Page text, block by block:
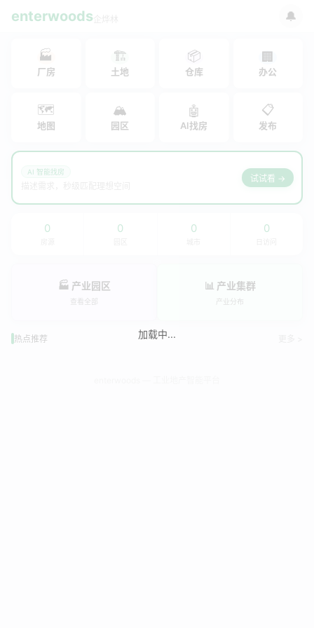
enterwoods 🔔
🏭
厂房
🏗
土地
📦
仓库
🏢
办公
🗺
地图
🏔
园区
🤖
AI找房
📋
发布
AI 智能找房
试试看 →
0 0 0 0
🏭 产业园区
查看全部
📊 产业集群
产业分布
热点推荐 加载中...